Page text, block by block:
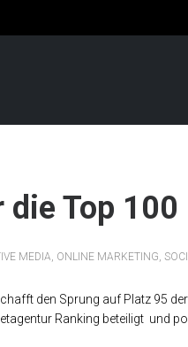
die Top 100
MEDIA, ONLINE MARKETING,
den Sprung auf Platz 95 der
Ranking beteiligt und